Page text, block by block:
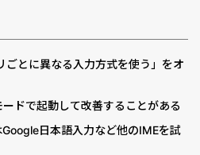
とに異なる入力方式を使う」をオ
ドで起動して改善することがある
日本語入力など他のIMEを試